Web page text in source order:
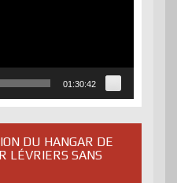
01:30:42
DU HANGAR DE
LÉVRIERS SANS